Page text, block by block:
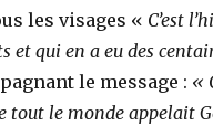
les visages « C’est
et qui en a eu des
le message : «
tout le monde appelait